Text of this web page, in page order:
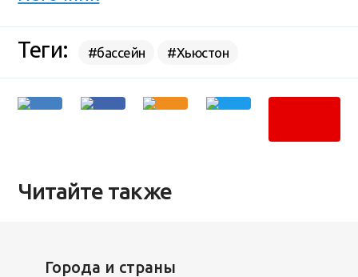
Теги: #бассейн #Хьюстон
Читайте также
Города и страны